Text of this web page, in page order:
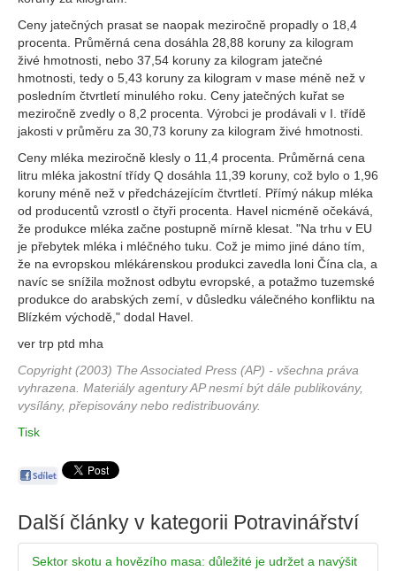
Ceny jatečných prasat se naopak meziročně propadly o 18,4
procenta. Průměrná cena dosáhla 28,88 koruny za kilogram
živé hmotnosti, nebo 37,54 koruny za kilogram jatečné
hmotnosti, tedy o 5,43 koruny za kilogram v mase méně než v
posledním čtvrtletí minulého roku. Ceny jatečných kuřat se
meziročně zvedly o 8,2 procenta. Výrobci je prodávali v I. třídě
jakosti v průměru za 30,73 koruny za kilogram živé hmotnosti.
Ceny mléka meziročně klesly o 11,4 procenta. Průměrná cena
litru mléka jakostní třídy Q dosáhla 11,39 koruny, což bylo o 1,96
koruny méně než v předcházejícím čtvrtletí. Přímý nákup mléka
od producentů vzrostl o čtyři procenta. Havel nicméně očekává,
že produkce mléka začne postupně mírně klesat. "Na trhu v EU
je přebytek mléka i mléčného tuku. Což je mimo jiné dáno tím,
že na evropskou mlékárenskou produkci zavedla loni Čína cla, a
navíc se snížila možnost odbytu evropské, a potažmo tuzemské
produkce do arabských zemí, v důsledku válečného konfliktu na
Blízkém východě," dodal Havel.
ver trp ptd mha
Copyright (2003) The Associated Press (AP) - všechna práva
vyhrazena. Materiály agentury AP nesmí být dále publikovány,
vysílány, přepisovány nebo redistribuovány.
Tisk
Další články v kategorii Potravinářství
Sektor skotu a hovězího masa: důležité je udržet a navýšit